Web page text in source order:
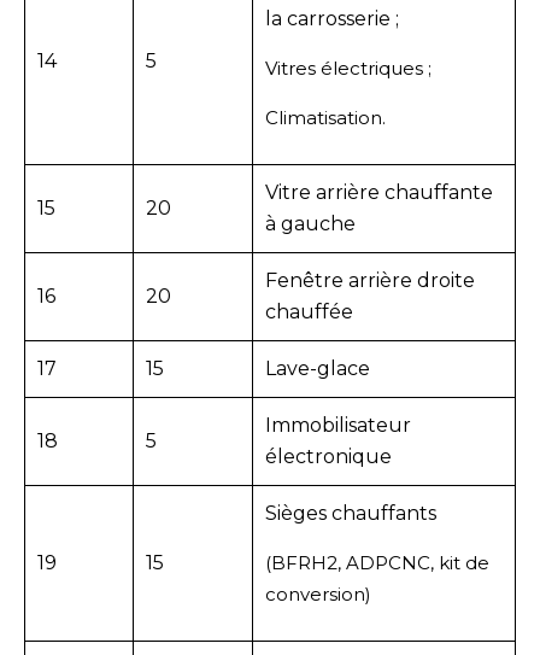
14 5
la carrosserie ;
Vitres électriques ;
Climatisation.
15 20
Vitre arrière chauffante
à gauche
16 20
Fenêtre arrière droite
chauffée
17 15 Lave-glace
18 5
Immobilisateur
électronique
19 15
Sièges chauffants
(BFRH2, ADPCNC, kit de
conversion)